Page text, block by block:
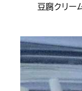
豆腐クリー